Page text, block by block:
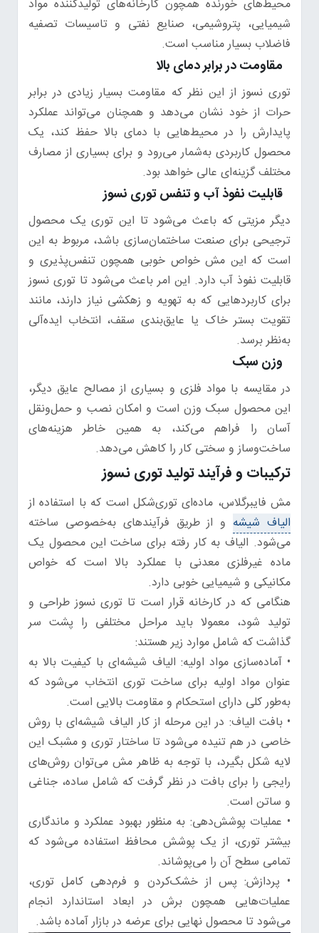
محیط‌های خورنده همچون کارخانه‌های تولیدکننده مواد
شیمیایی، پتروشیمی، صنایع نفتی و تاسیسات تصفیه
فاضلاب بسیار مناسب است.
مقاومت در برابر دمای بالا
توری نسوز از این نظر که مقاومت بسیار زیادی در برابر
حرات از خود نشان می‌دهد و همچنان می‌تواند عملکرد
پایدارش را در محیط‌هایی با دمای بالا حفظ کند، یک
محصول کاربردی به‌شمار می‌رود و برای بسیاری از مصارف
مختلف گزینه‌ای عالی خواهد بود.
قابلیت نفوذ آب و تنفس توری نسوز
دیگر مزیتی که باعث می‌شود تا این توری یک محصول
ترجیحی برای صنعت ساختمان‌سازی باشد، مربوط به این
است که این مش خواص خوبی همچون تنفس‌پذیری و
قابلیت نفوذ آب دارد. این امر باعث می‌شود تا توری نسوز
برای کاربردهایی که به تهویه و زهکشی نیاز دارند، مانند
تقویت بستر خاک یا عایق‌بندی سقف، انتخاب ایده‌آلی
به‌نظر برسد.
وزن سبک
در مقایسه با مواد فلزی و بسیاری از مصالح عایق دیگر،
این محصول سبک وزن است و امکان نصب و حمل‌ونقل
آسان را فراهم می‌کند، به همین خاطر هزینه‌های
ساخت‌وساز و سختی کار را کاهش می‌دهد.
ترکیبات و فرآیند تولید توری نسوز
مش فایبرگلاس، ماده‌ای توری‌شکل است که با استفاده از
الیاف شیشه و از طریق فرآیندهای به‌خصوصی ساخته
می‌شود. الیاف به کار رفته برای ساخت این محصول یک
ماده غیرفلزی معدنی با عملکرد بالا است که خواص
مکانیکی و شیمیایی خوبی دارد.
هنگامی که در کارخانه قرار است تا توری نسوز طراحی و
تولید شود، معمولا باید مراحل مختلفی را پشت سر
گذاشت که شامل موارد زیر هستند:
• آماده‌سازی مواد اولیه: الیاف شیشه‌ای با کیفیت بالا به
عنوان مواد اولیه برای ساخت توری انتخاب می‌شود که
به‌طور کلی دارای استحکام و مقاومت بالایی است.
• بافت الیاف: در این مرحله از کار الیاف شیشه‌ای با روش
خاصی در هم تنیده می‌شود تا ساختار توری و مشبک این
لایه شکل بگیرد، با توجه به ظاهر مش می‌توان روش‌های
رایجی را برای بافت در نظر گرفت که شامل ساده، جناغی
و ساتن است.
• عملیات پوشش‌دهی: به منظور بهبود عملکرد و ماندگاری
بیشتر توری، از یک پوشش محافظ استفاده می‌شود که
تمامی سطح آن را می‌پوشاند.
• پردازش: پس از خشک‌کردن و فرم‌دهی کامل توری،
عملیات‌هایی همچون برش در ابعاد استاندارد انجام
می‌شود تا محصول نهایی برای عرضه در بازار آماده باشد.